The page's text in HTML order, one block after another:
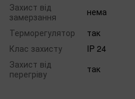
Захист від
замерзання
нема
Терморегулятор
так
Клас захисту
IP 24
Захист від
перегріву
так